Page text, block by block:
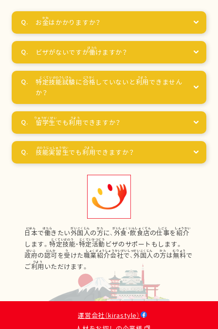
お金はかかりますか？
ビザがないですが働けますか？
特定技能試験に合格 していないと利用 できません
か？
留学生でも利用 できますか？
技能実習生でも利用できますか？
日本で働きたい外国人の方に、 外食 ・飲食店の仕事を紹介
します。特定技能・特定活動 ビザのサポートもします。
政府の認可を受けた職業紹介会社で、 外国人の方は無料で
ご利用 いただけます。
運営会社（kirastyle）